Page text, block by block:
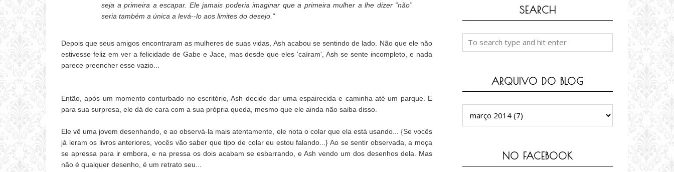
seja a primeira a escapar. Ele jamais poderia imaginar que a primeira mulher a lhe dizer “não”
seria também a única a levá--lo aos limites do desejo."
Depois que seus amigos encontraram as mulheres de suas vidas, Ash acabou se sentindo de lado. Não que ele não
estivesse feliz em ver a felicidade de Gabe e Jace, mas desde que eles 'caíram', Ash se sente incompleto, e nada
parece preencher esse vazio...
Então, após um momento conturbado no escritório, Ash decide dar uma espairecida e caminha até um parque. E
para sua surpresa, ele dá de cara com a sua própria queda, mesmo que ele ainda não saiba disso.
Ele vê uma jovem desenhando, e ao observá-la mais atentamente, ele nota o colar que ela está usando... {Se vocês
já leram os livros anteriores, vocês vão saber que tipo de colar eu estou falando...} Ao se sentir observada, a moça
se apressa para ir embora, e na pressa os dois acabam se esbarrando, e Ash vendo um dos desenhos dela. Mas
não é qualquer desenho, é um retrato seu...
SEARCH
ARQUIVO DO BLOG
NO FACEBOOK